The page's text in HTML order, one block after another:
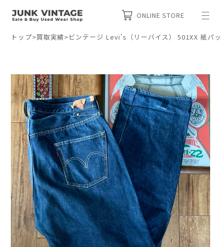
ONLINE STORE
トップ>買取実績>ビンテージ Levi’s（リーバイス） 501XX 紙パ